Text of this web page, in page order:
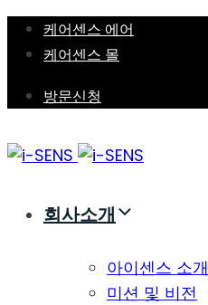
Skip
links
Skip
navigation
to
케어센스 에어
케어센스 몰
방문신청
회사소개
아이센스 소개
미션 및 비전